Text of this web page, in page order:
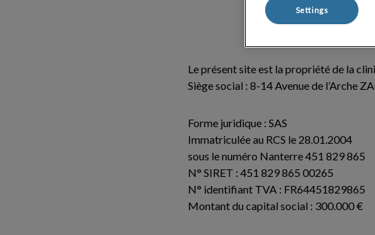
Le présent site est la propriété de la
Siège social : 8-14 Avenue de l’Arche
Forme juridique : SAS
Immatriculée au RCS le 28.01.2004
sous le numéro Nanterre 451 829 865
N° SIRET : 451 829 865 00265
N° identifiant TVA : FR64451829865
Montant du capital social : 300.000 €
Settings